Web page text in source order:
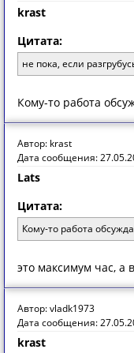
krast
Цитата:
не пока, если
Кому-то работа
Автор: krast
Дата сообщения:
Lats
Цитата:
Кому-то работа
это максимум час, а
Автор: vladk1973
Дата сообщения:
krast